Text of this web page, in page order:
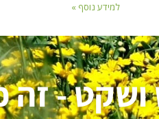
למידע נוסף »
ושקט -